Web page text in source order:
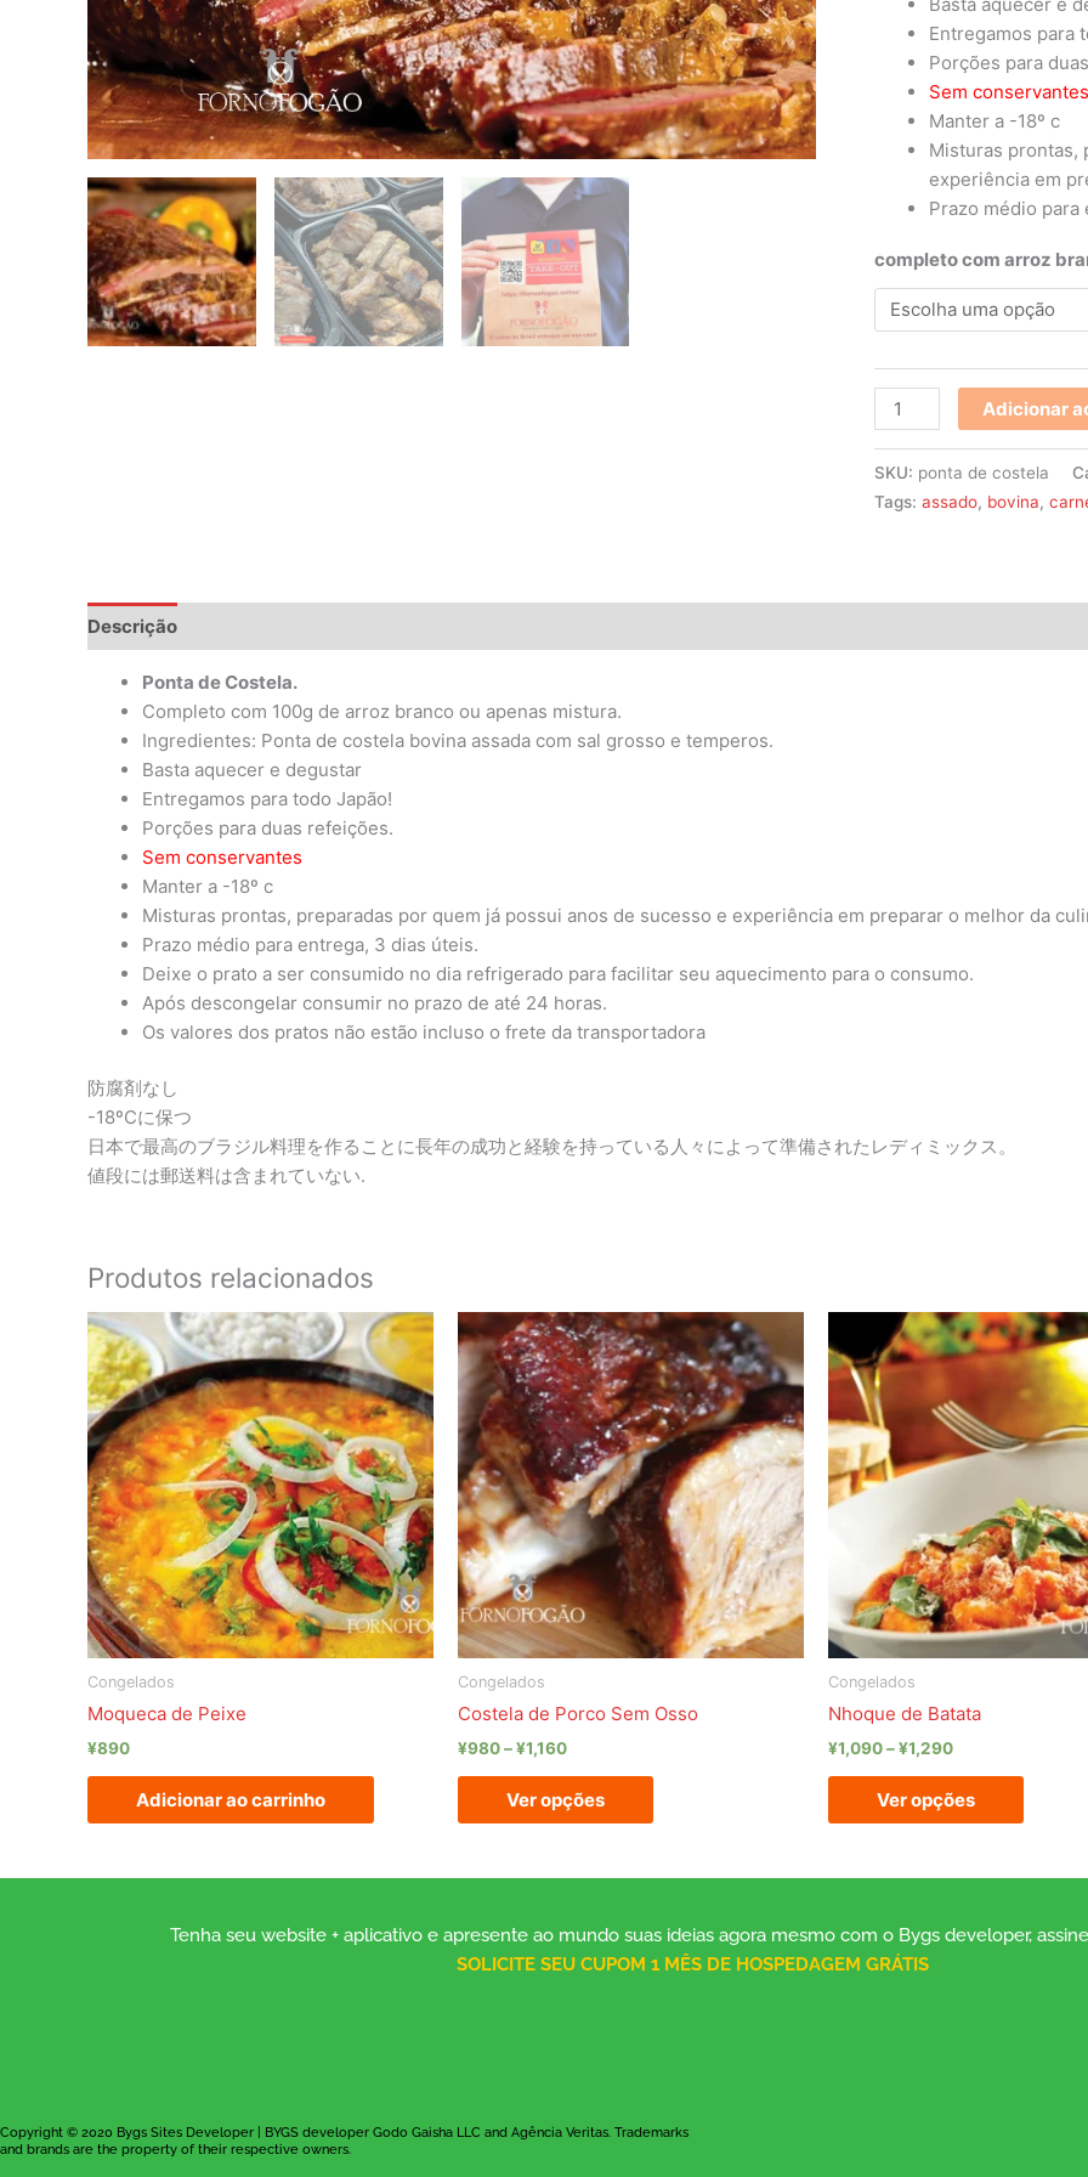
Entregamos para
Porções para
Sem conservantes
Manter a -18º c
Misturas prontas,
experiência em
Prazo médio
completo com arroz
Adicionar
SKU: ponta de costela
Tags: assado, bovina,
Descrição
Ponta de Costela.
Completo com 100g de arroz branco ou apenas mistura.
Ingredientes: Ponta de costela bovina assada com sal grosso e temperos.
Basta aquecer e degustar
Entregamos para todo Japão!
Porções para duas refeições.
Sem conservantes
Manter a -18º c
Misturas prontas, preparadas por quem já possui anos de sucesso e experiência em preparar o melhor da
Prazo médio para entrega, 3 dias úteis.
Deixe o prato a ser consumido no dia refrigerado para facilitar seu aquecimento para o consumo.
Após descongelar consumir no prazo de até 24 horas.
Os valores dos pratos não estão incluso o frete da transportadora
防腐剤なし
-18ºCに保つ
日本で最高のブラジル料理を作ることに長年の成功と経験を持っている人々によって準備されたレディミックス。
値段には郵送料は含まれていない.
Produtos relacionados
Congelados
Moqueca de Peixe
¥890
Adicionar ao carrinho
Congelados
Costela de Porco Sem Osso
¥980–¥1,160
Faixa
de
preço:
¥980
através
¥1,160
Ver opções
Este
produto
tem
várias
variantes.
As
opções
podem
ser
escolhidas
na
página
produto
Congelados
Nhoque de Batata
¥1,090–¥1,290
Faixa
de
preço:
através
¥1,290
Ver opções
Este
produto
opções
podem
ser
na
Tenha seu website + aplicativo e apresente ao mundo suas ideias agora mesmo com o Bygs developer,
SOLICITE SEU CUPOM 1 MÊS DE HOSPEDAGEM GRÁTIS
Copyright © 2020 Bygs Sites Developer | BYGS developer Godo Gaisha LLC and Agência Veritas. Trademarks
and brands are the property of their respective owners.